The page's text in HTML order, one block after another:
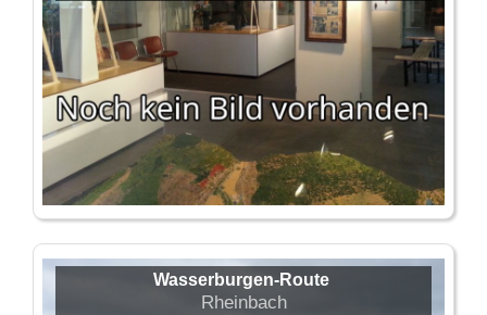
Wasserburgen-Route
Rheinbach